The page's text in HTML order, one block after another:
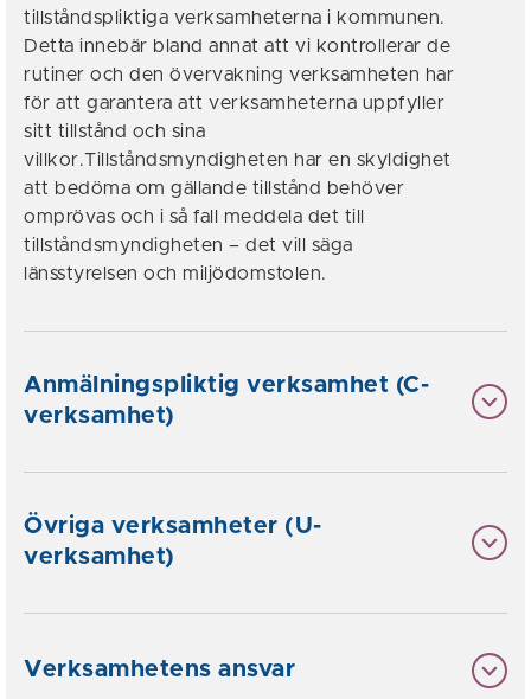
tillståndspliktiga verksamheterna i kommunen.
Detta innebär bland annat att vi kontrollerar de
rutiner och den övervakning verksamheten har
för att garantera att verksamheterna uppfyller
sitt tillstånd och sina
villkor.Tillståndsmyndigheten har en skyldighet
att bedöma om gällande tillstånd behöver
omprövas och i så fall meddela det till
tillståndsmyndigheten – det vill säga
länsstyrelsen och miljödomstolen.
Anmälningspliktig verksamhet (C-
verksamhet)
Övriga verksamheter (U-
verksamhet)
Verksamhetens ansvar